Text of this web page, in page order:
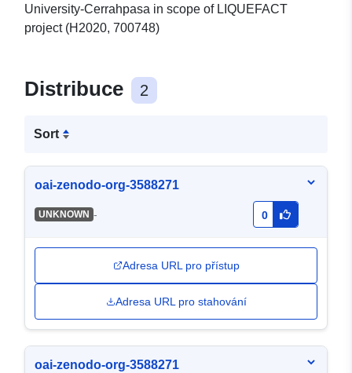
University-Cerrahpasa in scope of LIQUEFACT
project (H2020, 700748)
Distribuce 2
Sort
oai-zenodo-org-3588271
UNKNOWN - 0
Adresa URL pro přístup
Adresa URL pro stahování
oai-zenodo-org-3588271